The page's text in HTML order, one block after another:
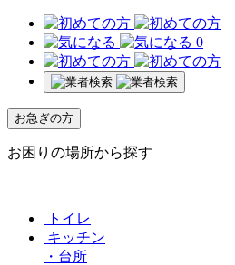
0
お急ぎの方
お困りの場所から探す
トイレ
キッチン
・台所